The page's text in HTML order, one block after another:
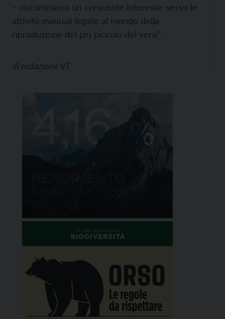
– riscontriamo un crescente interesse verso le
attività manuali legate al mondo della
riproduzione del più piccolo del vero”.
di redazione VT